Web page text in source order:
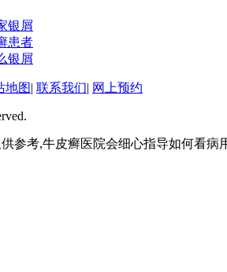
银屑
患者
银屑
地图| 联系我们| 网上预约
参考,牛皮癣医院会细心指导如何看病